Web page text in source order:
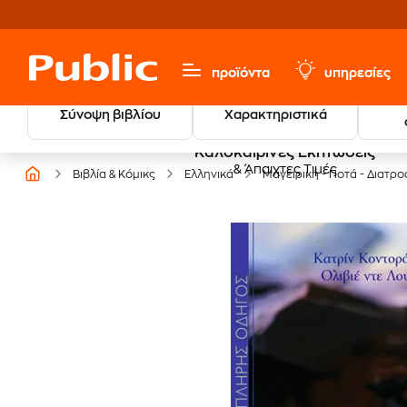
προϊόντα υπηρεσίες
Σύνοψη βιβλίου Χαρακτηριστικά
Καλοκαιρινές Εκπτώσεις
& Άπαιχτες Τιμές
Βιβλία & Κόμικς Ελληνικά Μαγειρική - Ποτά -